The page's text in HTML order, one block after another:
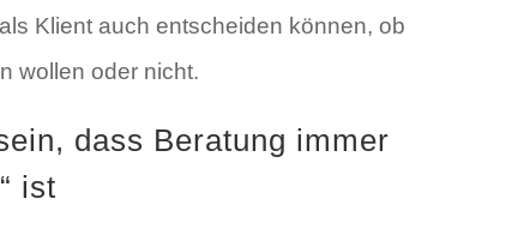
Klient auch entscheiden können, ob
wollen oder nicht.
dass Beratung immer
ist